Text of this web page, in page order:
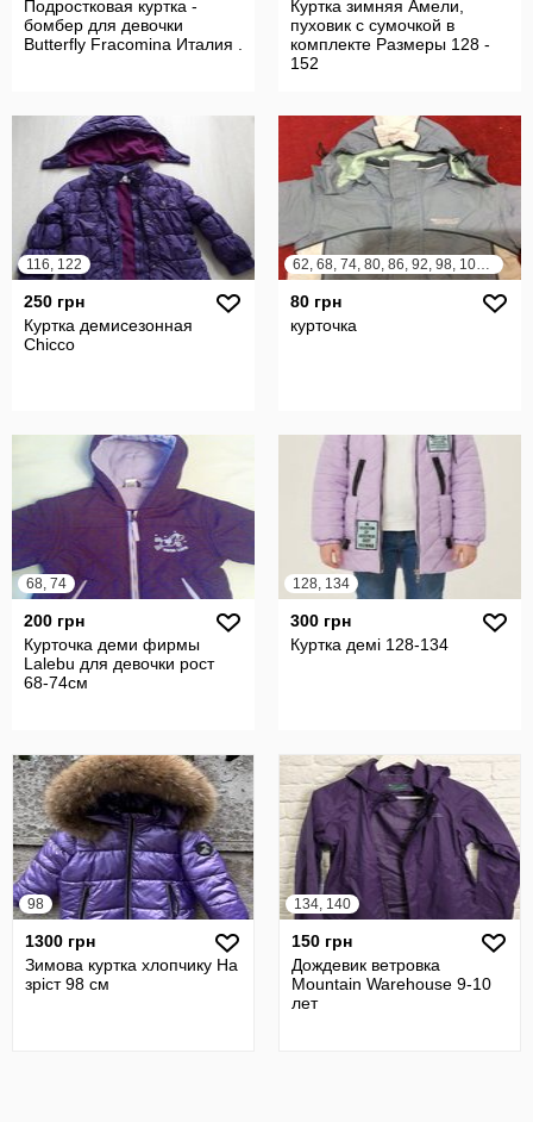
Подростковая куртка -
бомбер для девочки
Butterfly Fracomina Италия .
Куртка зимняя Амели,
пуховик с сумочкой в
комплекте Размеры 128 -
152
116, 122
250 грн
Куртка демисезонная
Chicco
62, 68, 74, 80, 86, 92, 98, 104, 110
80 грн
курточка
68, 74
200 грн
Курточка деми фирмы
Lalebu для девочки рост
68-74см
128, 134
300 грн
Куртка демі 128-134
98
1300 грн
Зимова куртка хлопчику На
зріст 98 см
134, 140
150 грн
Дождевик ветровка
Mountain Warehouse 9-10
лет